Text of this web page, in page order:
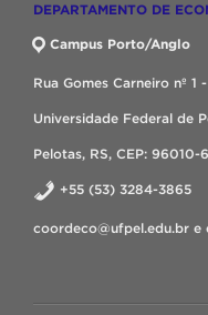
DEPARTAMENTO DE
Campus Porto/Anglo
Rua Gomes Carneiro nº 1
Universidade Federal de
Pelotas, RS, CEP: 96010-
+55 (53) 3284-3865
coordeco@ufpel.edu.br e